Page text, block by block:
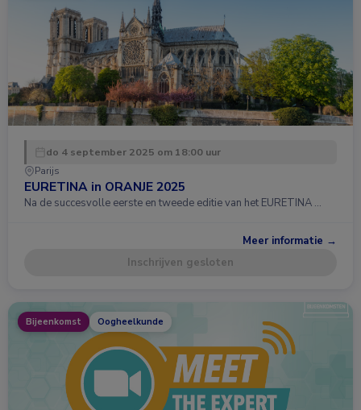
do 4 september 2025 om 18:00 uur
Parijs
EURETINA in ORANJE 2025
Na de succesvolle eerste en tweede editie van het EURETINA …
Meer informatie →
Inschrijven gesloten
Bijeenkomst Oogheelkunde